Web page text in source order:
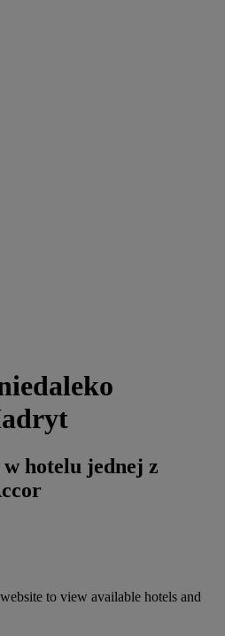
hotelu jednej z
to view available hotels and